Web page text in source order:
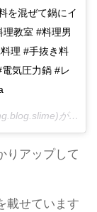
を混ぜて鍋にイ
教室 #料理男
理 #手抜き料
気圧力鍋 #レ
がシェアした投稿 –
りアップして
載せています